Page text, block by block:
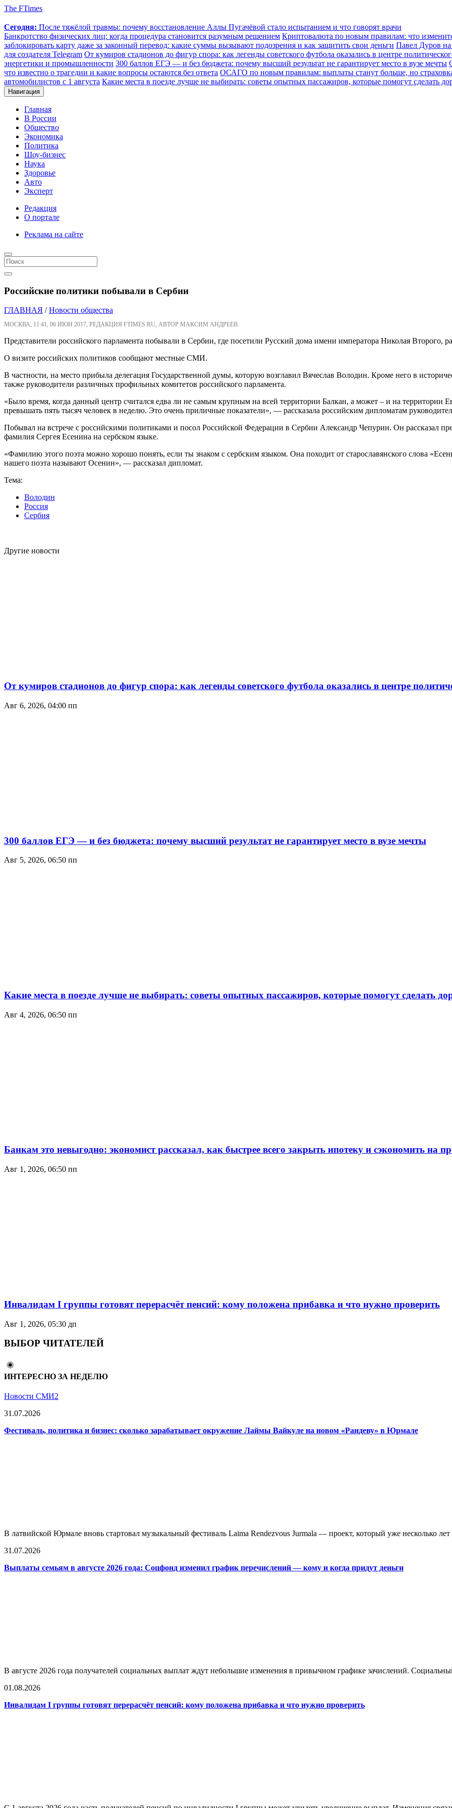
The FTimes
Сегодня: После тяжёлой травмы: почему восстановление Аллы Пугачёвой стало испытанием и что говорят врачи
Банкротство физических лиц: когда процедура становится разумным решением Криптовалюта по новым правилам: что
заблокировать карту даже за законный перевод: какие суммы вызывают подозрения и как защитить свои деньги Павел Дуров на
для создателя Telegram От кумиров стадионов до фигур спора: как легенды советского футбола оказались в центре
энергетики и промышленности 300 баллов ЕГЭ — и без бюджета: почему высший результат не гарантирует место в вузе мечты
что известно о трагедии и какие вопросы остаются без ответа ОСАГО по новым правилам: выплаты станут больше, но
автомобилистов с 1 августа Какие места в поезде лучше не выбирать: советы опытных пассажиров, которые помогут сделать
Навигация
Главная
В России
Общество
Экономика
Политика
Шоу-бизнес
Наука
Здоровье
Авто
Эксперт
Редакция
О портале
Реклама на сайте
Российские политики побывали в Сербии
ГЛАВНАЯ /Новости общества
МОСКВА, 11:41, 06 ИЮН 2017, РЕДАКЦИЯ FTIMES.RU, АВТОР МАКСИМ АНДРЕЕВ.
Представители российского парламента побывали в Сербии, где посетили Русский дома имени императора Николая Второго,
О визите российских политиков сообщают местные СМИ.
В частности, на место прибыла делегация Государственной думы, которую возглавил Вячеслав Володин. Кроме него в
также руководители различных профильных комитетов российского парламента.
«Было время, когда данный центр считался едва ли не самым крупным на всей территории Балкан, а может – и на территории
превышать пять тысяч человек в неделю. Это очень приличные показатели», — рассказала российским дипломатам
Побывал на встрече с российскими политиками и посол Российской Федерации в Сербии Александр Чепурин. Он рассказал
фамилия Сергея Есенина на сербском языке.
«Фамилию этого поэта можно хорошо понять, если ты знаком с сербским языком. Она походит от старославянского слова
нашего поэта называют Осенин», — рассказал дипломат.
Тема:
Володин
Россия
Сербия
Другие новости
От кумиров стадионов до фигур спора: как легенды советского футбола оказались в центре
Авг 6, 2026, 04:00 пп
300 баллов ЕГЭ — и без бюджета: почему высший результат не гарантирует место в вузе мечты
Авг 5, 2026, 06:50 пп
Какие места в поезде лучше не выбирать: советы опытных пассажиров, которые помогут сделать
Авг 4, 2026, 06:50 пп
Банкам это невыгодно: экономист рассказал, как быстрее всего закрыть ипотеку и сэкономить на
Авг 1, 2026, 06:50 пп
Инвалидам I группы готовят перерасчёт пенсий: кому положена прибавка и что нужно проверить
Авг 1, 2026, 05:30 дп
ВЫБОР ЧИТАТЕЛЕЙ
ИНТЕРЕСНО ЗА НЕДЕЛЮ
Новости СМИ2
31.07.2026
Фестиваль, политика и бизнес: сколько зарабатывает окружение Лаймы Вайкуле на новом «Рандеву» в Юрмале
В латвийской Юрмале вновь стартовал музыкальный фестиваль Laima Rendezvous Jurmala — проект, который уже несколько лет
31.07.2026
Выплаты семьям в августе 2026 года: Соцфонд изменил график перечислений — кому и когда придут деньги
В августе 2026 года получателей социальных выплат ждут небольшие изменения в привычном графике зачислений.
01.08.2026
Инвалидам I группы готовят перерасчёт пенсий: кому положена прибавка и что нужно проверить